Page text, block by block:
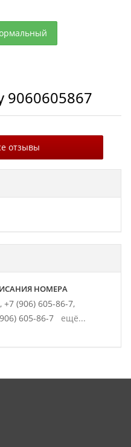
9060605867
отзывы
НОМЕРА
+7 (906) 605-86-7,
605-86-7 ещё...